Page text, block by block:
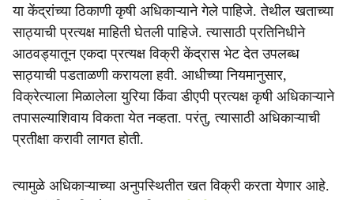
या केंद्रांच्या ठिकाणी कृषी अधिकाऱ्याने गेले पाहिजे. तेथील खताच्या
साठ्याची प्रत्यक्ष माहिती घेतली पाहिजे. त्यासाठी प्रतिनिधीने
आठवड्यातून एकदा प्रत्यक्ष विक्री केंद्रास भेट देत उपलब्ध
साठ्याची पडताळणी करायला हवी. आधीच्या नियमानुसार,
विक्रेत्याला मिळालेला युरिया किंवा डीएपी प्रत्यक्ष कृषी अधिकाऱ्याने
तपासल्याशिवाय विकता येत नव्हता. परंतु, त्यासाठी अधिकाऱ्याची
प्रतीक्षा करावी लागत होती.
त्यामुळे अधिकाऱ्याच्या अनुपस्थितीत खत विक्री करता येणार आहे.